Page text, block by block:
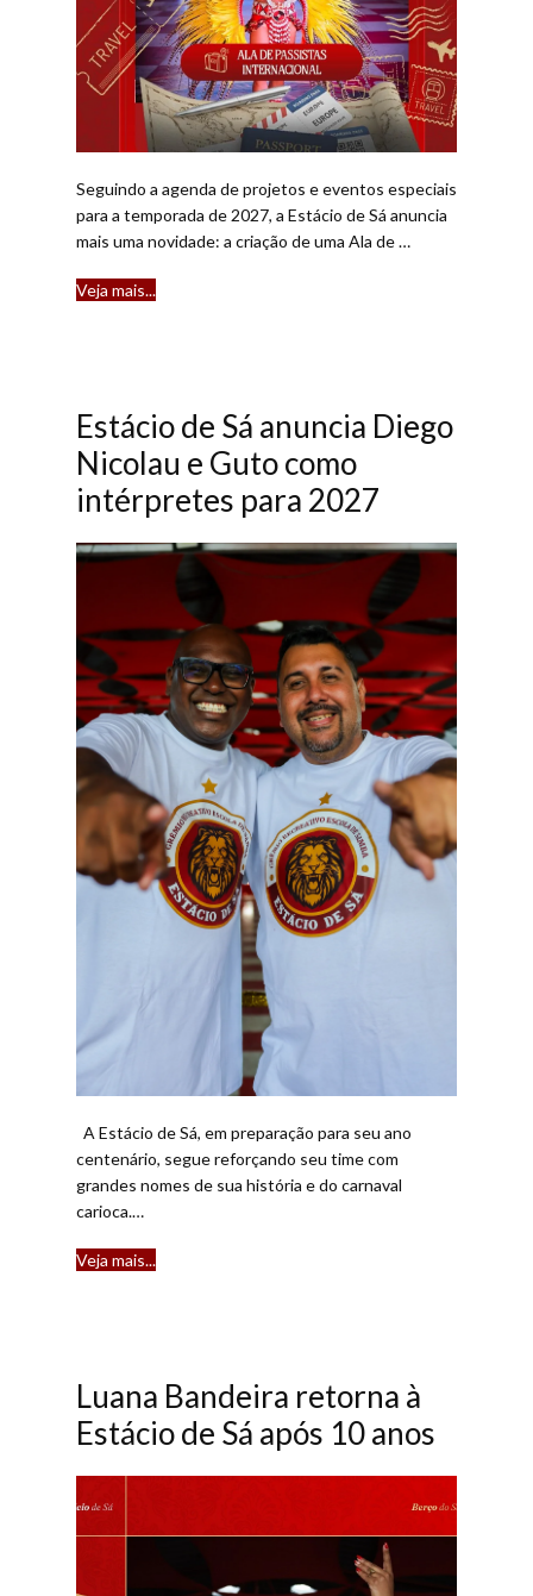
Seguindo a agenda de projetos e eventos especiais
para a temporada de 2027, a Estácio de Sá anuncia
mais uma novidade: a criação de uma Ala de …
Veja mais...​
Estácio de Sá anuncia Diego
Nicolau e Guto como
intérpretes para 2027
A Estácio de Sá, em preparação para seu ano
centenário, segue reforçando seu time com
grandes nomes de sua história e do carnaval
carioca.…
Veja mais...​
Luana Bandeira retorna à
Estácio de Sá após 10 anos